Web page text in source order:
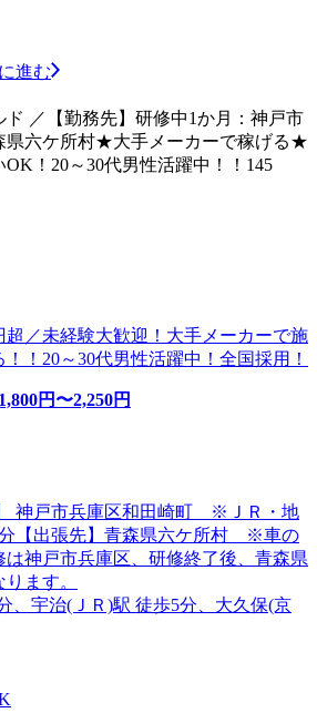
進む
／【勤務先】研修中1か月：神戸市
県六ケ所村★大手メーカーで稼げる★
OK！20～30代男性活躍中！！145
超／未経験大歓迎！大手メーカーで施
！20～30代男性活躍中！全国採用！
円〜2,250円
神戸市兵庫区和田崎町 ※ＪＲ・地
【出張先】青森県六ケ所村 ※車の
神戸市兵庫区、研修終了後、青森県
ます。
、宇治(ＪＲ)駅 徒歩5分、大久保(京